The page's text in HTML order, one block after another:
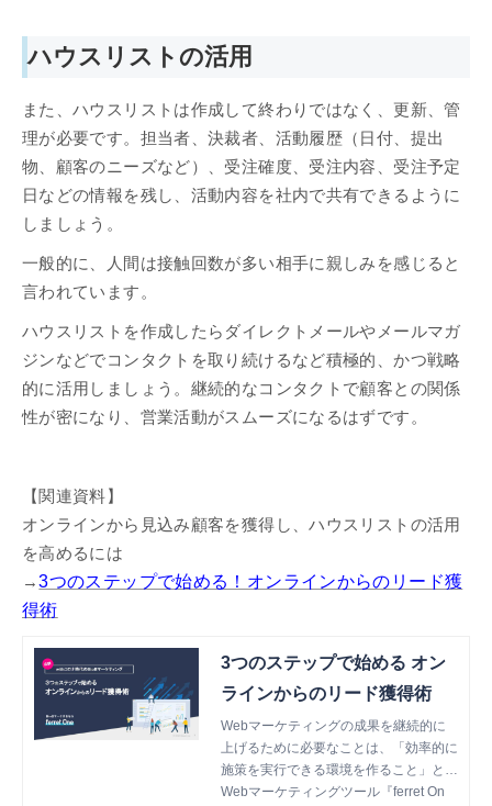
ハウスリストの活用
また、ハウスリストは作成して終わりではなく、更新、管
理が必要です。担当者、決裁者、活動履歴（日付、提出
物、顧客のニーズなど）、受注確度、受注内容、受注予定
日などの情報を残し、活動内容を社内で共有できるように
しましょう。
一般的に、人間は接触回数が多い相手に親しみを感じると
言われています。
ハウスリストを作成したらダイレクトメールやメールマガ
ジンなどでコンタクトを取り続けるなど積極的、かつ戦略
的に活用しましょう。継続的なコンタクトで顧客との関係
性が密になり、営業活動がスムーズになるはずです。
【関連資料】
オンラインから見込み顧客を獲得し、ハウスリストの活用
を高めるには
→3つのステップで始める！オンラインからのリード獲
得術
3つのステップで始める オン
ラインからのリード獲得術
Webマーケティングの成果を継続的に
上げるために必要なことは、「効率的に
施策を実行できる環境を作ること」と
「成功しやすいBtoBマーケティングの
Webマーケティングツール『ferret On